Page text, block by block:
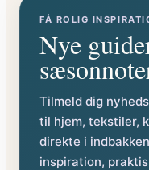
FÅ ROLIG
Nye
Tilmeld dig
til hjem, tekstiler,
direkte i
inspiration,